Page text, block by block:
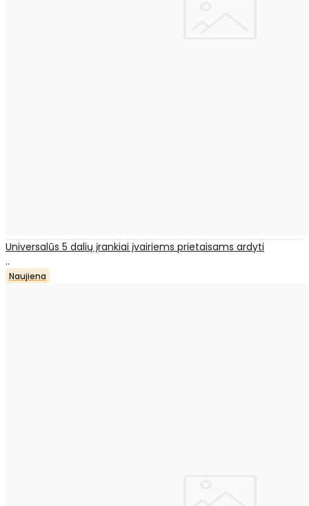
Universalūs 5 dalių įrankiai įvairiems prietaisams ardyti
..
Naujiena